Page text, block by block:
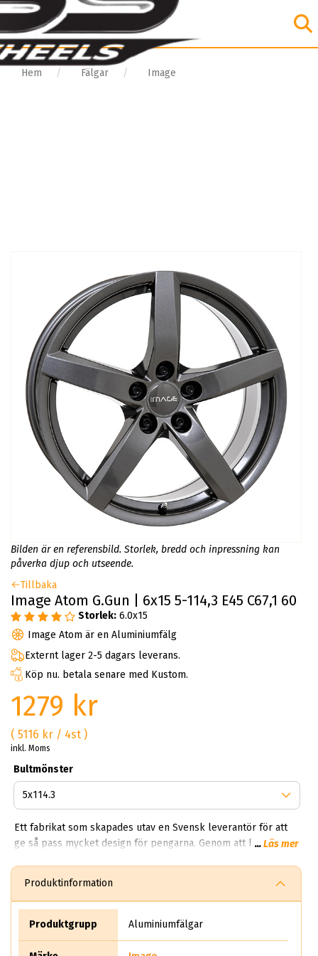
Hem Fälgar Image
Bilden är en referensbild. Storlek, bredd och inpressning kan
påverka djup och utseende.
Tillbaka
Image Atom G.Gun | 6x15 5-114,3 E45 C67,1 60
Storlek: 6.0x15
Image Atom är en Aluminiumfälg
Externt lager 2-5 dagars leverans.
Köp nu. betala senare med Kustom.
1279 kr
( 5116 kr / 4st )
inkl. Moms
Bultmönster
Ett fabrikat som skapades utav en Svensk leverantör för att
ge så pass mycket design för pengarna. Genom att köpa
snygg, lättvättad och fem-sju ekrad fälg för en billig peng.
Image är lämpliga för både sommar och vinter. Just därför ska
du välja image! Förutom den enkla designen så är fälgarna
alltid annorlunda ut oavsett position då kanternas form
...Läs mer
Produktinformation
Produktgrupp Aluminiumfälgar